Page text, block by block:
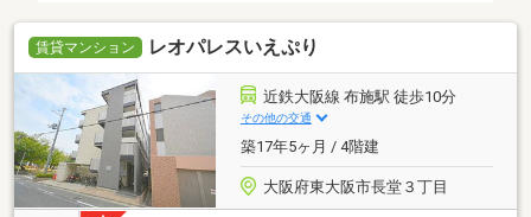
賃貸マンション レオパレスいえぷり
近鉄大阪線 布施駅 徒歩10分
その他の交通
築17年5ヶ月 / 4階建
大阪府東大阪市長堂３丁目